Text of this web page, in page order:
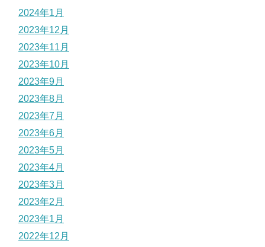
2024年1月
2023年12月
2023年11月
2023年10月
2023年9月
2023年8月
2023年7月
2023年6月
2023年5月
2023年4月
2023年3月
2023年2月
2023年1月
2022年12月